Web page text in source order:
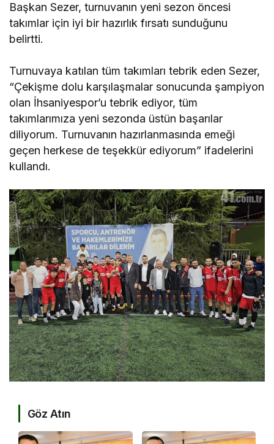
Başkan Sezer, turnuvanın yeni sezon öncesi
takımlar için iyi bir hazırlık fırsatı sunduğunu
belirtti.
Turnuvaya katılan tüm takımları tebrik eden Sezer,
“Çekişme dolu karşılaşmalar sonucunda şampiyon
olan İhsaniyespor’u tebrik ediyor, tüm
takımlarımıza yeni sezonda üstün başarılar
diliyorum. Turnuvanın hazırlanmasında emeği
geçen herkese de teşekkür ediyorum” ifadelerini
kullandı.
Göz Atın